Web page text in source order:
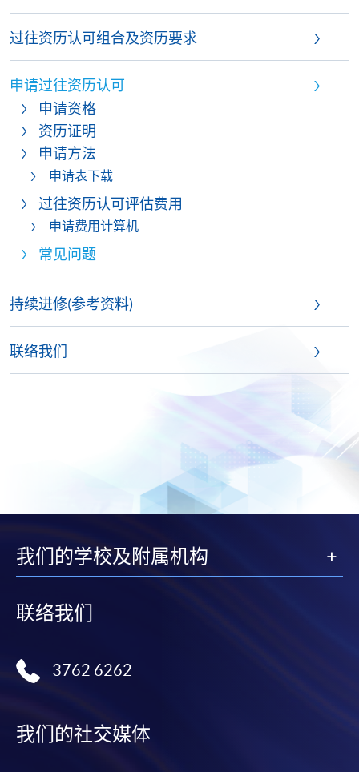
过往资历认可组合及资历要求
申请过往资历认可
申请资格
资历证明
申请方法
申请表下载
过往资历认可评估费用
申请费用计算机
常见问题
持续进修(参考资料)
联络我们
我们的学校及附属机构
联络我们
3762 6262
我们的社交媒体